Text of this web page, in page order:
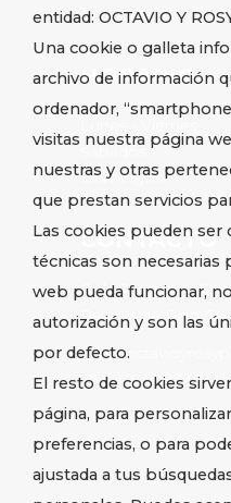
CONTACTO
HORARIO
Domingos
CONTACTO
Calle Jerónimo
Palmas de Gran
+34 928 232 349
entidad: OCTAVIO Y
Una cookie o galleta
archivo de información
ordenador,
visitas nuestra página
nuestras y otras
que prestan servicios
Las cookies pueden ser
técnicas son necesarias
web pueda funcionar,
autorización y son las
por defecto.
El resto de cookies
página, para
preferencias, o para
ajustada a tus